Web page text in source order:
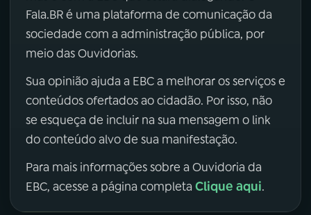
Fala.BR é uma plataforma de comunicação da
sociedade com a administração pública, por
meio das Ouvidorias.
Sua opinião ajuda a EBC a melhorar os serviços e
conteúdos ofertados ao cidadão. Por isso, não
se esqueça de incluir na sua mensagem o link
do conteúdo alvo de sua manifestação.
Para mais informações sobre a Ouvidoria da
EBC, acesse a página completa Clique aqui.